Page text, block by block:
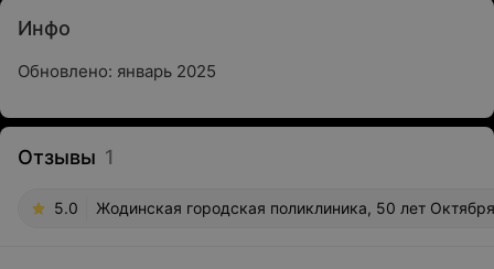
Инфо
Обновлено: январь 2025
Отзывы 1
5.0 Жодинская городская поликлиника, 50 лет